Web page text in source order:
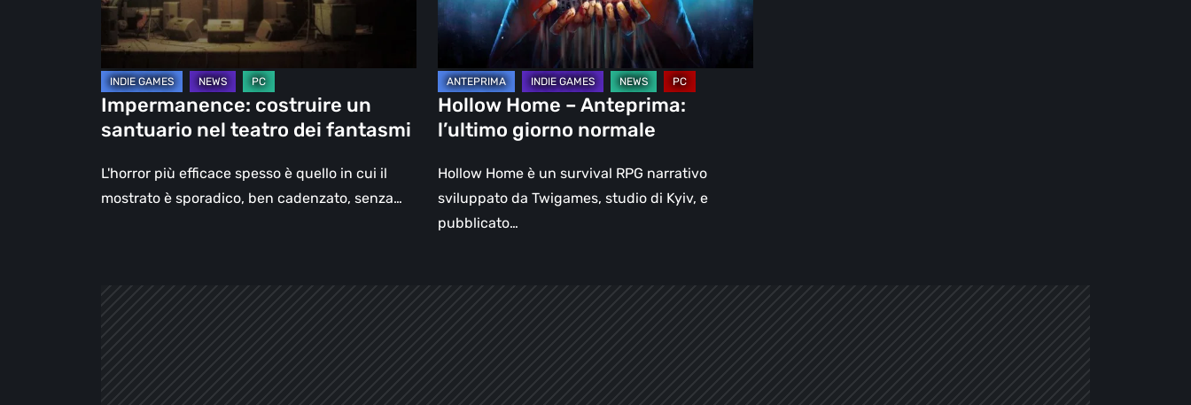
fantasmi
Impermanence: costruire un
santuario nel teatro dei fantasmi
L'horror più efficace spesso è quello in cui il
mostrato è sporadico, ben cadenzato, senza…
normale
Hollow Home – Anteprima:
l’ultimo giorno normale
Hollow Home è un survival RPG narrativo
sviluppato da Twigames, studio di Kyiv, e
pubblicato…